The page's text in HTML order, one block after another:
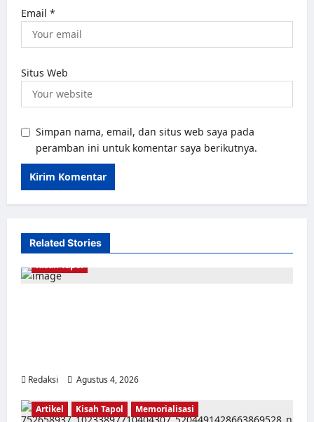
Email *
Situs Web
Simpan nama, email, dan situs web saya pada
peramban ini untuk komentar saya berikutnya.
Related Stories
Kisah Tapol
Redaksi Agustus 4, 2026
Artikel Kisah Tapol Memorialisasi